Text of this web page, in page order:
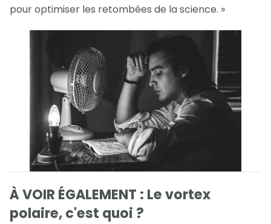
pour optimiser les retombées de la science. »
À VOIR ÉGALEMENT : Le vortex
polaire, c'est quoi ?